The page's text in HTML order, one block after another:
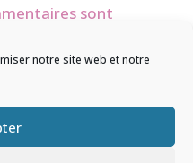
notre site web et notre
sont
|
de Ventes